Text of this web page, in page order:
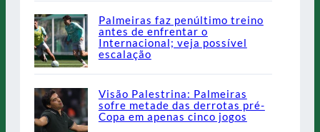
Palmeiras faz penúltimo treino
antes de enfrentar o
Internacional; veja possível
escalação
Visão Palestrina: Palmeiras
sofre metade das derrotas pré-
Copa em apenas cinco jogos